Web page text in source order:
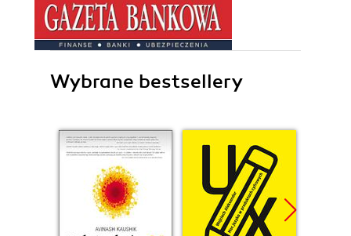
Wybrane bestsellery